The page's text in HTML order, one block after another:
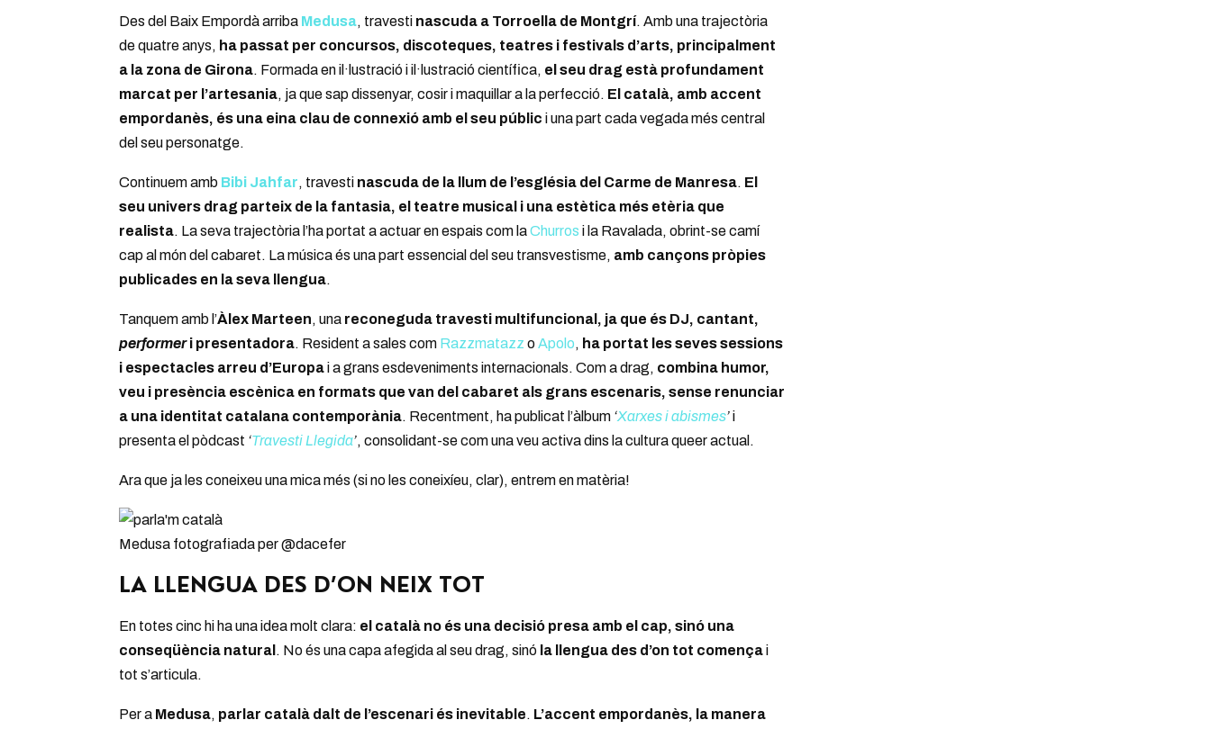
Des del Baix Empordà arriba Medusa, travesti nascuda a Torroella de Montgrí. Amb una trajectòria
de quatre anys, ha passat per concursos, discoteques, teatres i festivals d’arts, principalment
a la zona de Girona. Formada en il·lustració i il·lustració científica, el seu drag està profundament
marcat per l’artesania, ja que sap dissenyar, cosir i maquillar a la perfecció. El català, amb accent
empordanès, és una eina clau de connexió amb el seu públic i una part cada vegada més central
del seu personatge.
Continuem amb Bibi Jahfar, travesti nascuda de la llum de l’església del Carme de Manresa. El
seu univers drag parteix de la fantasia, el teatre musical i una estètica més etèria que
realista. La seva trajectòria l’ha portat a actuar en espais com laChurros i la Ravalada, obrint-se camí
cap al món del cabaret. La música és una part essencial del seu transvestisme, amb cançons pròpies
publicades en la seva llengua.
Tanquem amb l’Àlex Marteen, una reconeguda travesti multifuncional, ja que és DJ, cantant,
performeri presentadora. Resident a sales com Razzmatazz oApolo, ha portat les seves sessions
i espectacles arreu d’Europai a grans esdeveniments internacionals. Com a drag, combina humor,
veu i presència escènica en formats que van del cabaret als grans escenaris, sense renunciar
a una identitat catalana contemporània. Recentment, ha publicat l’àlbum ‘Xarxes i abismes’i
presenta el pòdcast ‘Travesti Llegida’, consolidant-se com una veu activa dins la cultura queer actual.
Ara que ja les coneixeu una mica més (si no les coneixíeu, clar), entrem en matèria!
Medusa fotografiada per @dacefer
LA LLENGUA DES D’ON NEIX TOT
En totes cinc hi ha una idea molt clara: el català no és una decisió presa amb el cap, sinó una
conseqüència natural . No és una capa afegida al seu drag, sinó la llengua des d’on tot començai
tot s’articula.
Per a Medusa, parlar català dalt de l’escenari és inevitable. L’accent empordanès, la manera